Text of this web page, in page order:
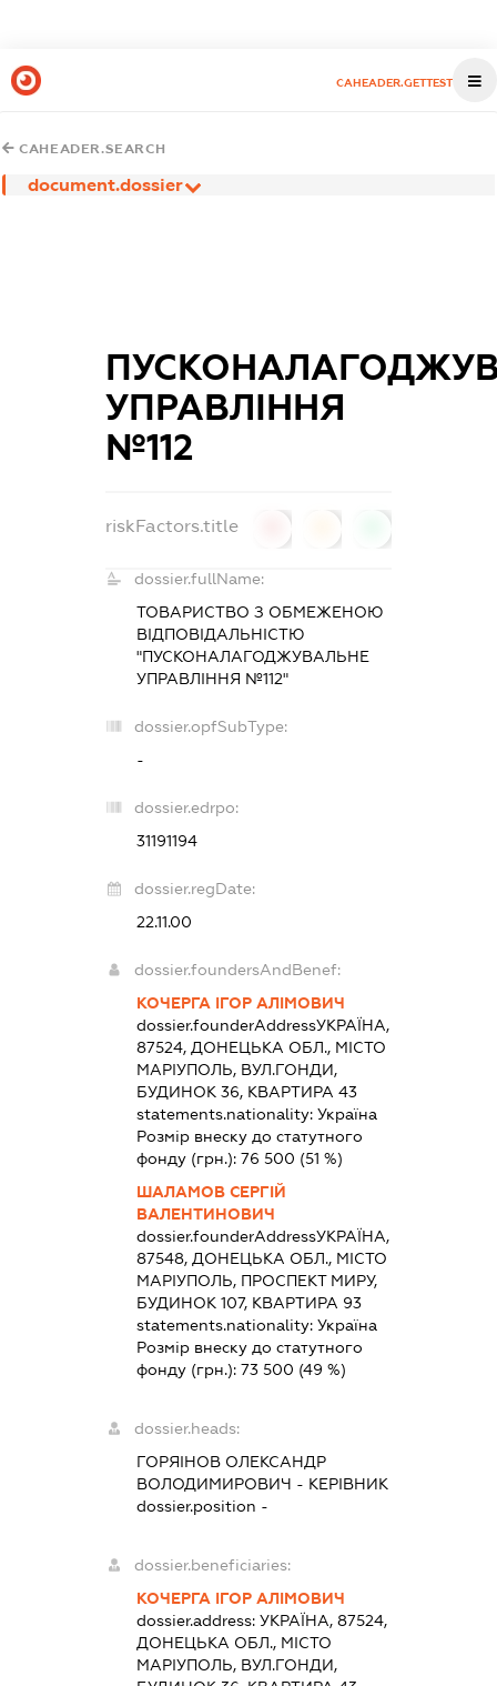
CAHEADER.GETTEST
CAHEADER.SEARCH
document.dossier
УПРАВЛІННЯ
№112
riskFactors.title
dossier.fullName:
ТОВАРИСТВО З ОБМЕЖЕНОЮ
ВІДПОВІДАЛЬНІСТЮ
"ПУСКОНАЛАГОДЖУВАЛЬНЕ
УПРАВЛІННЯ №112"
dossier.opfSubType:
-
dossier.edrpo:
31191194
dossier.regDate:
22.11.00
dossier.foundersAndBenef:
КОЧЕРГА ІГОР АЛІМОВИЧ
dossier.founderAddressУКРАЇНА,
87524, ДОНЕЦЬКА ОБЛ., МІСТО
МАРІУПОЛЬ, ВУЛ.ГОНДИ,
БУДИНОК 36, КВАРТИРА 43
statements.nationality:Україна
Розмір внеску до статутного
фонду (грн.):76 500 (51 %)
ШАЛАМОВ СЕРГІЙ
ВАЛЕНТИНОВИЧ
dossier.founderAddressУКРАЇНА,
87548, ДОНЕЦЬКА ОБЛ., МІСТО
МАРІУПОЛЬ, ПРОСПЕКТ МИРУ,
БУДИНОК 107, КВАРТИРА 93
statements.nationality:Україна
Розмір внеску до статутного
фонду (грн.):73 500 (49 %)
dossier.heads:
ГОРЯІНОВ ОЛЕКСАНДР
ВОЛОДИМИРОВИЧ - КЕРІВНИК
dossier.position -
dossier.beneficiaries:
КОЧЕРГА ІГОР АЛІМОВИЧ
dossier.address:УКРАЇНА, 87524,
ДОНЕЦЬКА ОБЛ., МІСТО
МАРІУПОЛЬ, ВУЛ.ГОНДИ,